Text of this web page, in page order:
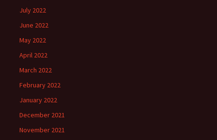
July 2022
June 2022
May 2022
April 2022
March 2022
February 2022
January 2022
December 2021
November 2021